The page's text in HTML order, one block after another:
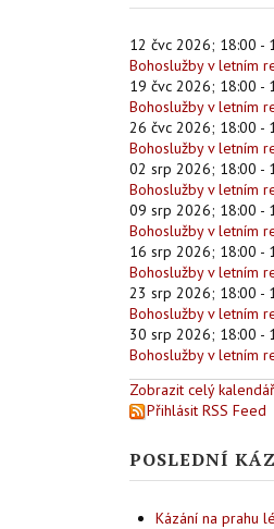
12 čvc 2026; 18:00 -
Bohoslužby v letním
19 čvc 2026; 18:00 -
Bohoslužby v letním
26 čvc 2026; 18:00 -
Bohoslužby v letním
02 srp 2026; 18:00 -
Bohoslužby v letním
09 srp 2026; 18:00 -
Bohoslužby v letním
16 srp 2026; 18:00 -
Bohoslužby v letním
23 srp 2026; 18:00 -
Bohoslužby v letním
30 srp 2026; 18:00 -
Bohoslužby v letním
Zobrazit celý kalendář
Přihlásit RSS Feed
POSLEDNÍ
Kázání na prahu